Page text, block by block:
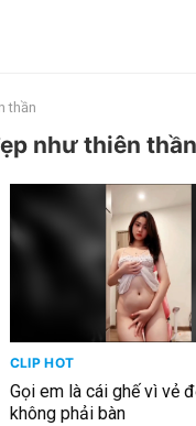
thần
như thiên thần
CLIP HOT
Gọi em là cái ghế vì vẻ
không phải bàn